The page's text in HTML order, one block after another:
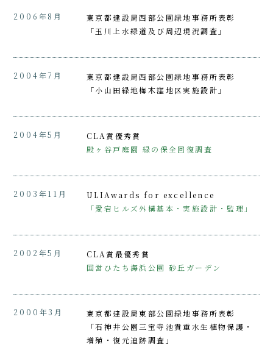
2006年8月
東京都建設局西部公園緑地事務所表彰
「玉川上水緑道及び周辺現況調査」
2004年7月
東京都建設局西部公園緑地事務所表彰
「小山田緑地梅木窪地区実施設計」
2004年5月
CLA賞優秀賞
殿ヶ谷戸庭園 緑の保全回復調査
2003年11月
ULIAwards for excellence
「愛宕ヒルズ外構基本・実施設計・監理」
2002年5月
CLA賞最優秀賞
国営ひたち海浜公園 砂丘ガーデン
2000年3月
東京都建設局東部公園緑地事務所表彰
「石神井公園三宝寺池貴重水生植物保護・
増殖・復元追跡調査」